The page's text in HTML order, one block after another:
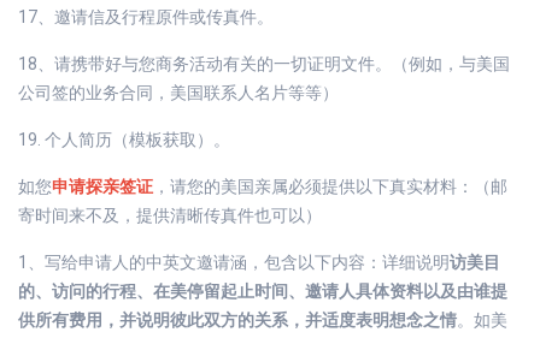
17、邀请信及行程原件或传真件。
18、请携带好与您商务活动有关的一切证明文件。（例如，与美国
公司签的业务合同，美国联系人名片等等）
19. 个人简历（模板获取）。
如您申请探亲签证 ，请您的美国亲属必须提供以下真实材料：（邮
寄时间来不及，提供清晰传真件也可以）
1、写给申请人的中英文邀请涵，包含以下内容：详细说明访美目
的、访问的行程、在美停留起止时间、邀请人具体资料以及由谁提
供所有费用，并说明彼此双方的关系，并适度表明想念之情。如美